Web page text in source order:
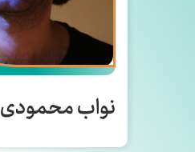
نواب محمودی